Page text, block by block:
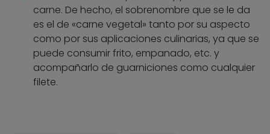
carne. De hecho, el sobrenombre que se le da
es el de «carne vegetal» tanto por su aspecto
como por sus aplicaciones culinarias, ya que se
puede consumir frito, empanado, etc. y
acompañarlo de guarniciones como cualquier
filete.